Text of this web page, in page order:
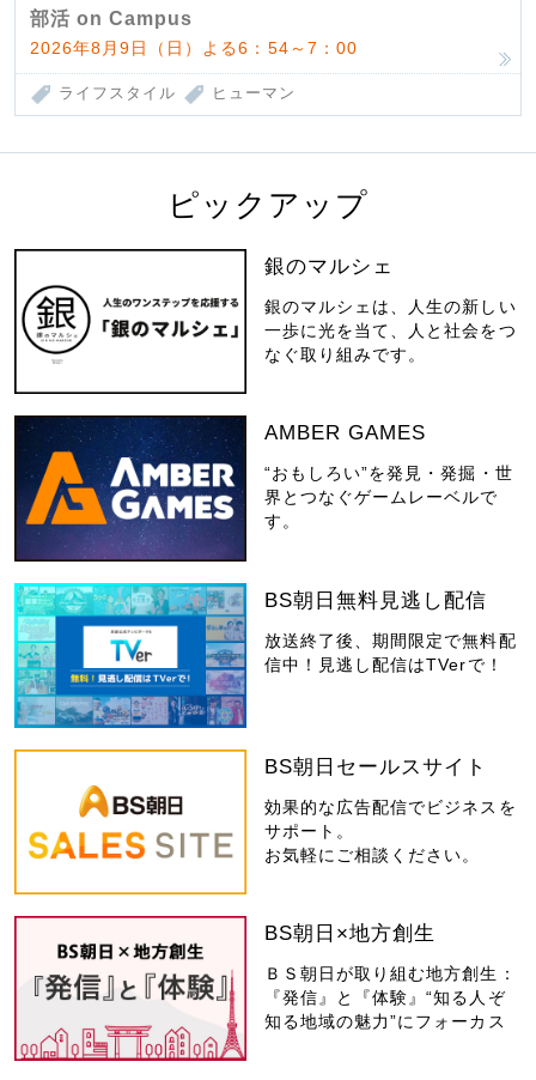
部活 on Campus
2026年8月9日（日）よる6：54～7：00
ライフスタイル ヒューマン
ピックアップ
銀のマルシェ
銀のマルシェは、人生の新しい
一歩に光を当て、人と社会をつ
なぐ取り組みです。
AMBER GAMES
“おもしろい”を発見・発掘・世
界とつなぐゲームレーベルで
す。
BS朝日無料見逃し配信
放送終了後、期間限定で無料配
信中！見逃し配信はTVerで！
BS朝日セールスサイト
効果的な広告配信でビジネスを
サポート。
お気軽にご相談ください。
BS朝日×地方創生
ＢＳ朝日が取り組む地方創生：
『発信』と『体験』“知る人ぞ
知る地域の魅力”にフォーカス